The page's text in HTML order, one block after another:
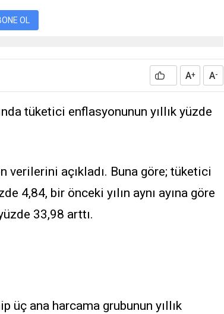
OL
A+ A-
tüketici enflasyonunun yıllık yüzde
açıkladı. Buna göre; tüketici
4,84, bir önceki yılın aynı ayına göre
33,98 arttı.
üç ana harcama grubunun yıllık